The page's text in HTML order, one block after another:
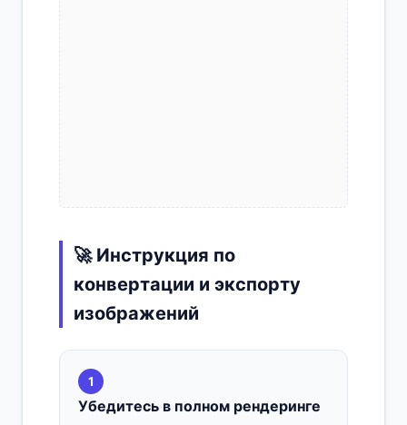
🚀 Инструкция по
конвертации и экспорту
изображений
1
Убедитесь в полном рендеринге